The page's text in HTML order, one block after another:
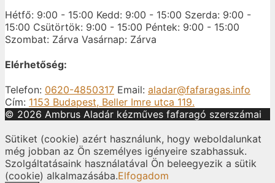
Hétfő: 9:00 - 15:00 Kedd: 9:00 - 15:00 Szerda: 9:00 -
15:00 Csütörtök: 9:00 - 15:00 Péntek: 9:00 - 15:00
Szombat: Zárva Vasárnap: Zárva
Elérhetőség:
Telefon: 0620-4850317 Email: aladar@fafaragas.info
Cím: 1153 Budapest, Beller Imre utca 119.
© 2026 Ambrus Aladár kézműves fafaragó szerszámai
Sütiket (cookie) azért használunk, hogy weboldalunkat
még jobban az Ön személyes igényeire szabhassuk.
Szolgáltatásaink használatával Ön beleegyezik a sütik
(cookie) alkalmazásába.Elfogadom